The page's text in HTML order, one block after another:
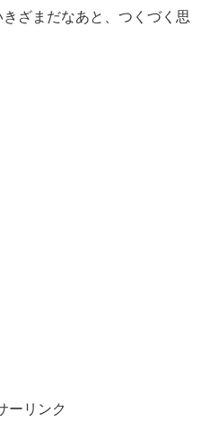
ざまだなあと、つくづく思
ーリンク